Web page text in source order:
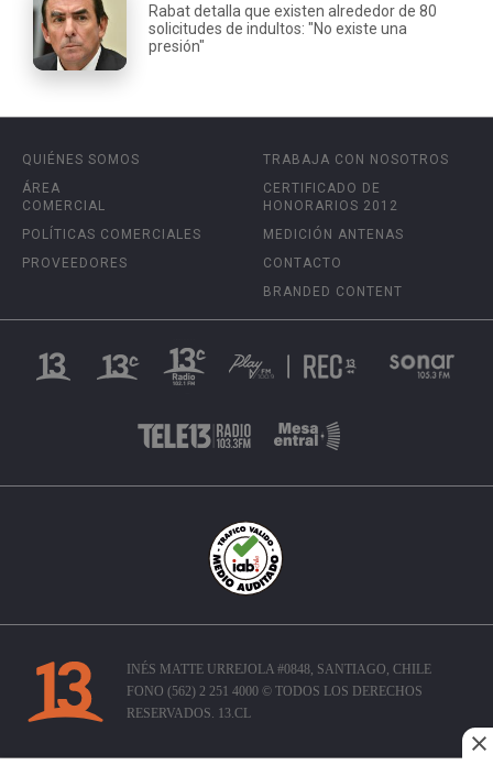
Rabat detalla que existen alrededor de 80
solicitudes de indultos: "No existe una
presión"
QUIÉNES SOMOS
ÁREA
COMERCIAL
POLÍTICAS COMERCIALES
PROVEEDORES
TRABAJA CON NOSOTROS
CERTIFICADO DE
HONORARIOS 2012
MEDICIÓN ANTENAS
CONTACTO
BRANDED CONTENT
INÉS MATTE URREJOLA #0848, SANTIAGO, CHILE
FONO (562) 2 251 4000 © TODOS LOS DERECHOS
RESERVADOS. 13.CL